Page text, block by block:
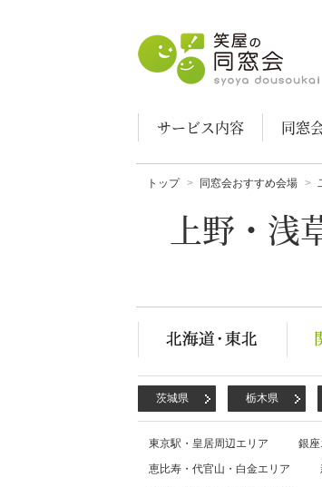
笑屋の同窓会
サービス内容 同窓
トップ 同窓会おすすめ会場
上野・
茨城県 栃木県
東京駅・皇居周辺エリア 銀座
恵比寿・代官山・白金エリア